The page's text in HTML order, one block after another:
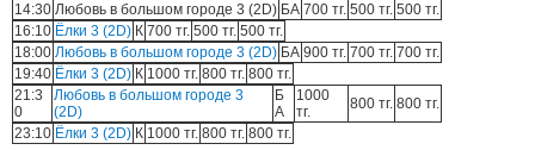
14:30 Любовь в большом городе 3 (2D) БА 700 тг. 500 тг. 500 тг.
16:10 Ёлки 3 (2D) К 700 тг. 500 тг. 500 тг.
18:00 Любовь в большом городе 3 (2D) БА 900 тг. 700 тг. 700 тг.
19:40 Ёлки 3 (2D) К 1000 тг. 800 тг. 800 тг.
21:3
0
Любовь в большом городе 3
(2D)
Б
А
1000
тг.
800 тг. 800 тг.
23:10 Ёлки 3 (2D) К 1000 тг. 800 тг. 800 тг.